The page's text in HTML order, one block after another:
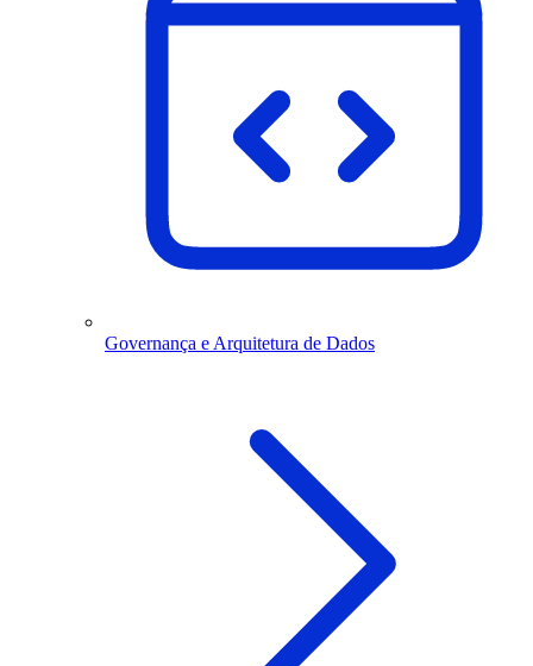
Governança e Arquitetura de Dados